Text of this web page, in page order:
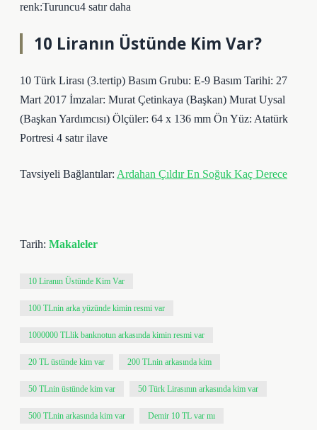
renk:Turuncu4 satır daha
10 Liranın Üstünde Kim Var?
10 Türk Lirası (3.tertip) Basım Grubu: E-9 Basım Tarihi: 27
Mart 2017 İmzalar: Murat Çetinkaya (Başkan) Murat Uysal
(Başkan Yardımcısı) Ölçüler: 64 x 136 mm Ön Yüz: Atatürk
Portresi 4 satır ilave
Tavsiyeli Bağlantılar: Ardahan Çıldır En Soğuk Kaç Derece
Tarih: Makaleler
10 Liranın Üstünde Kim Var
100 TLnin arka yüzünde kimin resmi var
1000000 TLlik banknotun arkasında kimin resmi var
20 TL üstünde kim var 200 TLnin arkasında kim
50 TLnin üstünde kim var 50 Türk Lirasının arkasında kim var
500 TLnin arkasında kim var Demir 10 TL var mı